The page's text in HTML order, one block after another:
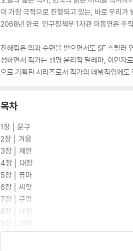
이 가장 극적으로 진행되고 있는, 바로 우리
2068년 한국. 인구정책부 1차관 이동연은 추
진해림은 의과 수련을 받으면서도 SF 스릴러
성하면서 작가는 생명 윤리적 딜레마, 이민자
으로 기획된 시리즈로서 작가의 데뷔작임에
목차
1장 │ 운구
2장 │ 겨울
3장 │ 제안
4장 │ 대장
5장 │ 퓨마
6장 │ 씨앗
7장 │ 구멍
8장 │ 낙원
9장 │ 엄마
10장 │ 선거